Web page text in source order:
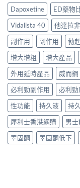
買
建
議〉
中
讀
用
法
用
完
整
教
學〉
中
港
用
真
服
用
經
驗
與
安
全
買
指
南〉
中
評
價：
香
港
用
家
真
實
服
用
報
告
正
貨
購
Dapoxetine ED藥物
Vidalista 40
他達拉非
副作用
副作用 勃
增大增粗
增大產品
外用延時產品
威而鋼
必利勁副作用
必利勁
性功能
持久液 持
犀利士香港網購
男
睪固酮
睪固酮低下